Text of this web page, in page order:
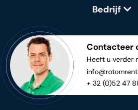
Bedrijf
Contacteer
Heeft u verder
+ 32 (0)52 47